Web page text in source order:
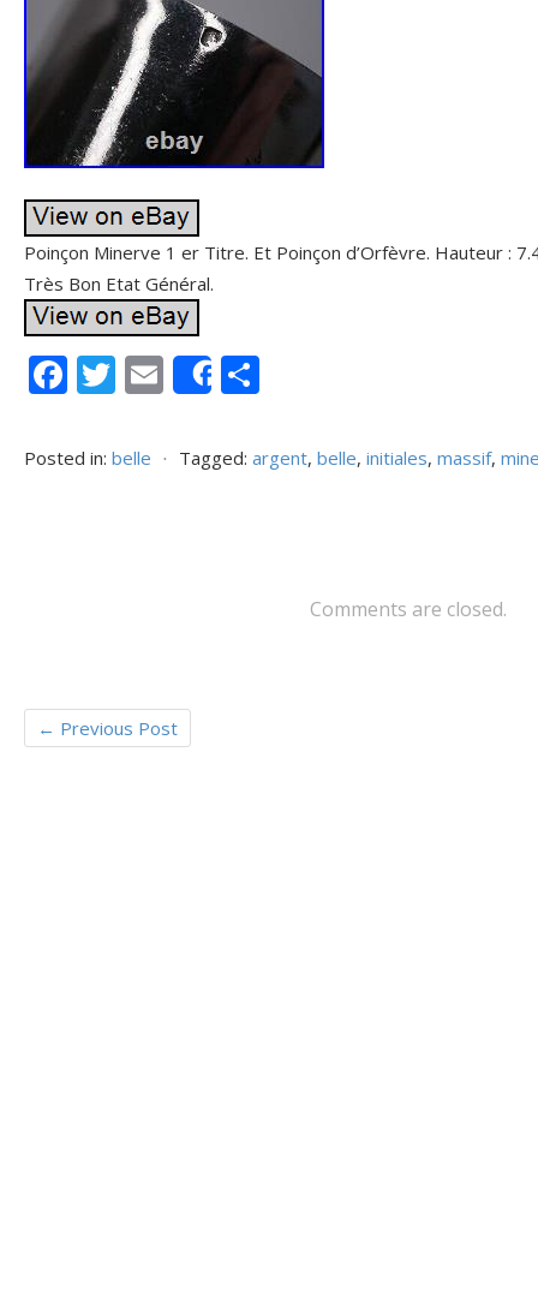
Poinçon Minerve 1 er Titre. Et Poinçon d’Orfèvre. Hauteur :
Très Bon Etat Général.
F
e
T
itt
E
ai
Share
ta
Posted in: belle ⋅ Tagged: argent, belle, initiales, massif,
Comments are closed.
← Previous Post